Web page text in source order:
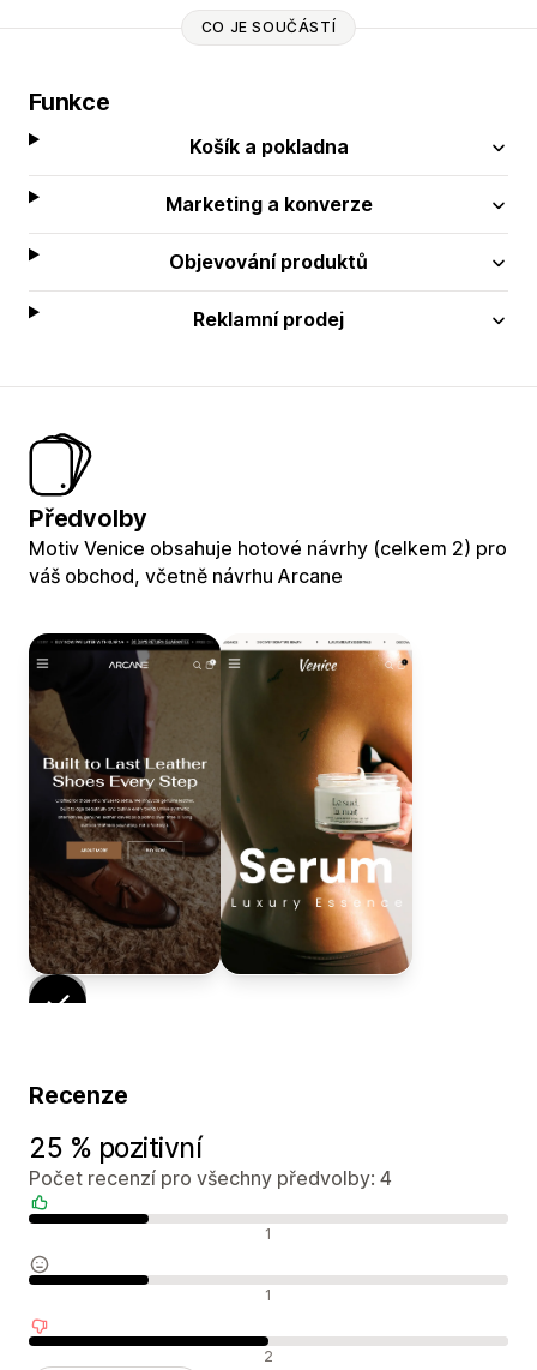
CO JE SOUČÁSTÍ
Funkce
Košík a pokladna
Marketing a konverze
Objevování produktů
Reklamní prodej
Předvolby
Motiv Venice obsahuje hotové návrhy (celkem 2) pro
váš obchod, včetně návrhu Arcane
Recenze
25 % pozitivní
Počet recenzí pro všechny předvolby: 4
1
1
2